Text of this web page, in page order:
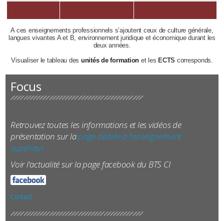
A ces enseignements professionnels s’ajoutent ceux de culture générale,
langues vivantes A et B, environnement juridique et économique durant les
deux années.
Visualiser le tableau des unités de formation et les ECTS corresponds.
Focus
Retrouvez toutes les informations et les vidéos de
présentation sur lapage dédiée à l'enseignement
supérieur
Voir l'actualité sur la page facebook du BTS CI
Contact